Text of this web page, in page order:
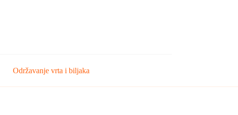
Održavanje vrta i biljaka